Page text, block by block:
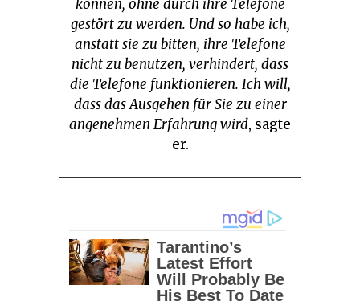
können, ohne durch ihre Telefone
gestört zu werden. Und so habe ich,
anstatt sie zu bitten, ihre Telefone
nicht zu benutzen, verhindert, dass
die Telefone funktionieren. Ich will,
dass das Ausgehen für Sie zu einer
angenehmen Erfahrung wird, sagte
er.